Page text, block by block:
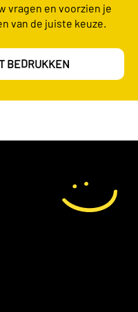
vragen en voorzien je
van de juiste keuze.
BEDRUKKEN